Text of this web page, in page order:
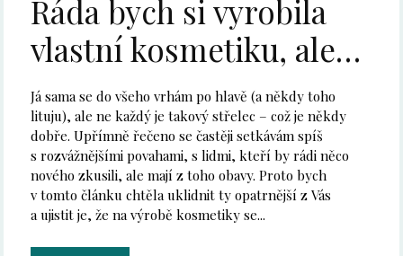
Ráda bych si vyrobila
vlastní kosmetiku, ale…
Já sama se do všeho vrhám po hlavě (a někdy toho
lituju), ale ne každý je takový střelec – což je někdy
dobře. Upřímně řečeno se častěji setkávám spíš
s rozvážnějšími povahami, s lidmi, kteří by rádi něco
nového zkusili, ale mají z toho obavy. Proto bych
v tomto článku chtěla uklidnit ty opatrnější z Vás
a ujistit je, že na výrobě kosmetiky se...